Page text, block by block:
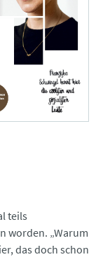
teils
worden. „Warum
das doch schon